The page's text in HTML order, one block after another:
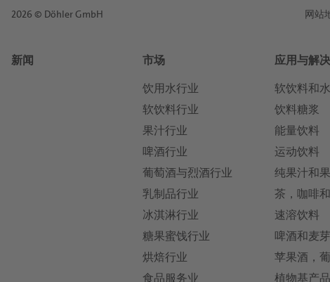
*
2026 © Döhler GmbH 网站
新闻
市场
饮用水行业
软饮料行业
果汁行业
啤酒行业
葡萄酒与烈酒行业
乳制品行业
冰淇淋行业
糖果蜜饯行业
烘焙行业
食品服务业
应用与解
软饮料和水
饮料糖浆
能量饮料
运动饮料
纯果汁和
茶，咖啡
速溶饮料
啤酒和麦
苹果酒，
植物基产品